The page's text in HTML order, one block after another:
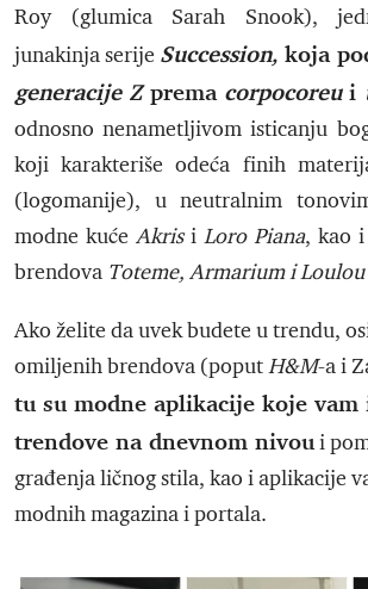
Roy (glumica Sarah Snook),
junakinja serije Succession, koja
generacije Zprema corpocoreui
odnosno nenametljivom isticanju
koji karakteriše odeća finih
(logomanije), u neutralnim
modne kuće Akrisi Loro Piana, kao i
brendova Toteme, Armarium i
Ako želite da uvek budete u trendu,
omiljenih brendova (poputH&M-a i
tu su modne aplikacije koje vam
trendove na dnevnom nivoui
građenja ličnog stila, kao i aplikacije
modnih magazina i portala.